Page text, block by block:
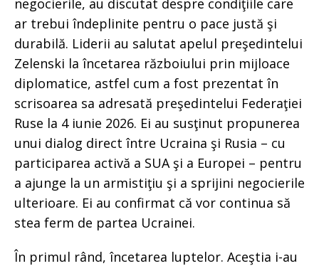
negocierile, au discutat despre condiţiile care
ar trebui îndeplinite pentru o pace justă şi
durabilă. Liderii au salutat apelul preşedintelui
Zelenski la încetarea războiului prin mijloace
diplomatice, astfel cum a fost prezentat în
scrisoarea sa adresată preşedintelui Federaţiei
Ruse la 4 iunie 2026. Ei au susţinut propunerea
unui dialog direct între Ucraina şi Rusia – cu
participarea activă a SUA şi a Europei – pentru
a ajunge la un armistiţiu şi a sprijini negocierile
ulterioare. Ei au confirmat că vor continua să
stea ferm de partea Ucrainei.
În primul rând, încetarea luptelor. Aceştia i-au